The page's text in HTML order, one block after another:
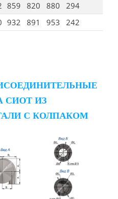
859 820 880
294
932 891 953 242
СИОТ ИЗ
С КОЛПАКОМ